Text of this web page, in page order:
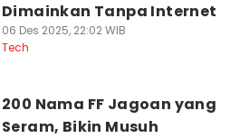
Dimainkan Tanpa Internet
06 Des 2025, 22:02 WIB
Tech
200 Nama FF Jagoan yang
Seram, Bikin Musuh